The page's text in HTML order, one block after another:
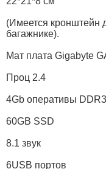
(Имеется кронштейн
багажнике).
Мат плата Gigabyte
Проц 2.4
4Gb оперативы
60GB SSD
8.1 звук
6USB портов